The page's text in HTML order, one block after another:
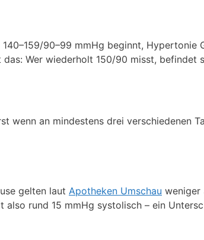
90–99 mmHg beginnt, Hypertonie
Wer wiederholt 150/90 misst, befindet
wenn an mindestens drei verschiedenen
gelten laut Apotheken Umschau weniger
rund 15 mmHg systolisch – ein